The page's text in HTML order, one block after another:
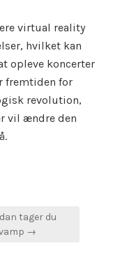
virtual reality
hvilket kan
opleve koncerter
fremtiden for
revolution,
vil ændre den
tager du
→